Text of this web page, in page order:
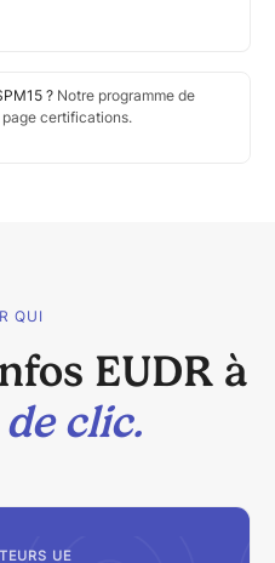
? Notre programme de
certifications.
QUI
EUDR à
clic.
UE